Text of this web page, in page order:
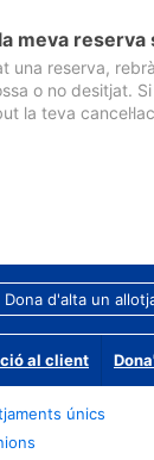
meva reserva
una reserva,
o no desitjat.
la teva
Dona d'alta un
al client
únics